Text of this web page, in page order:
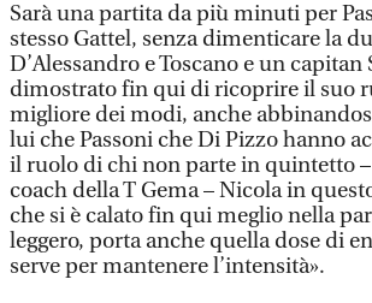
Sarà una partita da più minuti per
stesso Gattel, senza dimenticare la
D’Alessandro e Toscano e un
dimostrato fin qui di ricoprire il suo
migliore dei modi, anche
lui che Passoni che Di Pizzo hanno
il ruolo di chi non parte in quintetto
coach della T Gema – Nicola in
che si è calato fin qui meglio nella
leggero, porta anche quella dose di
serve per mantenere l’intensità».